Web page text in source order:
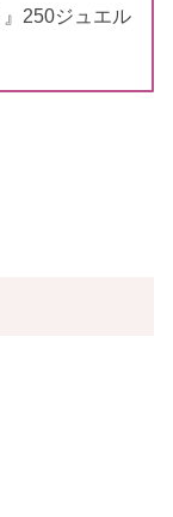
』250ジュエル